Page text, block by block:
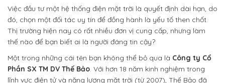
Việc đầu tư một hệ thống điện mặt trời là quyết định dài hạn, do
đó, chọn một đối tác uy tín để đồng hành là yếu tố then chốt.
Thị trường hiện nay có rất nhiều đơn vị cung cấp, nhưng làm
thế nào để bạn biết ai là người đáng tin cậy?
Một trong những cái tên bạn không thể bỏ qua là Công ty Cổ
Phần SX TM DV Thế Bảo. Với hơn 18 năm kinh nghiệm trong
lĩnh vực điện tử và năng lượng mặt trời (từ 2007), Thế Bảo đã